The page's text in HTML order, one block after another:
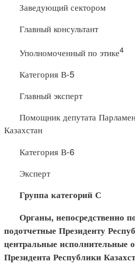
Заведующий сектором
Главный консультант
Уполномоченный по этике4
Категория В-5
Главный эксперт
Помощник депутата
Казахстан
Категория В-6
Эксперт
Группа категорий С
Органы, непосредственно
подотчетные Президенту
центральные исполнительные
Президента Республики